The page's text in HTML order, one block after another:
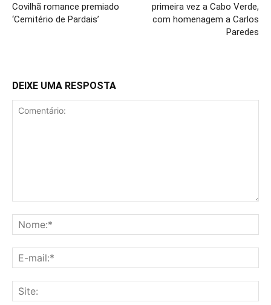
Covilhã romance premiado
‘Cemitério de Pardais’
primeira vez a Cabo Verde,
com homenagem a Carlos
Paredes
DEIXE UMA RESPOSTA